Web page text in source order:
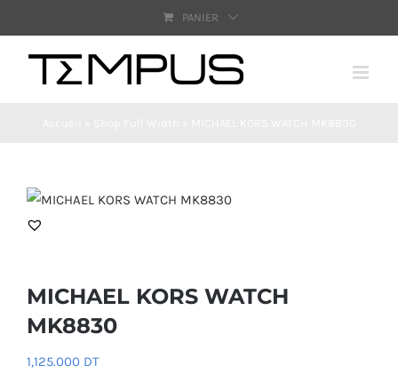
au
contenu
PANIER
MICHAEL KORS WATCH
MK8830
1,125.000 DT